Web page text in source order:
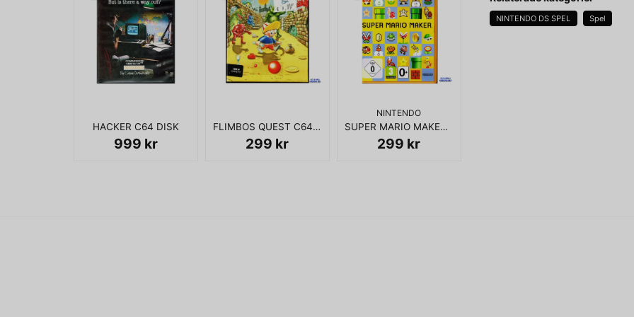
HACKER C64 DISK
999 kr
FLIMBOS QUEST C64 KASSETT
299 kr
NINTENDO
SUPER MARIO MAKER WII U
299 kr
NINTENDO DS SPEL Spel